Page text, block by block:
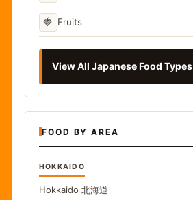
🍓 Fruits
View All Japanese Food Types
FOOD BY AREA
HOKKAIDO
Hokkaido 北海道